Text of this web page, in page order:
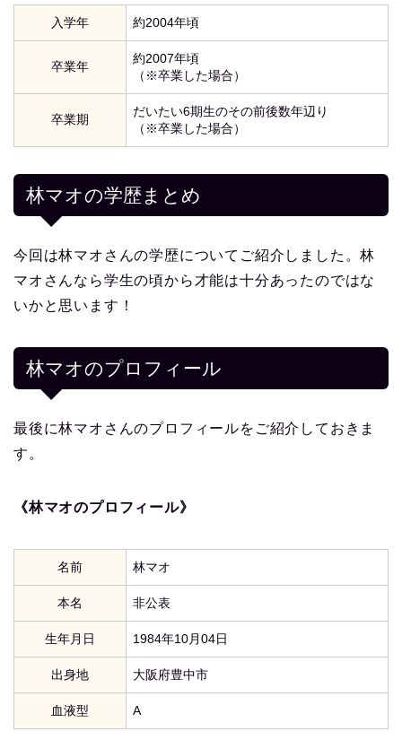
入学年 約2004年頃
卒業年
約2007年頃
（※卒業した場合）
卒業期
だいたい6期生のその前後数年辺り
（※卒業した場合）
林マオの学歴まとめ
今回は林マオさんの学歴についてご紹介しました。林
マオさんなら学生の頃から才能は十分あったのではな
いかと思います！
林マオのプロフィール
最後に林マオさんのプロフィールをご紹介しておきま
す。
《林マオのプロフィール》
名前 林マオ
本名 非公表
生年月日 1984年10月04日
出身地 大阪府豊中市
血液型 A